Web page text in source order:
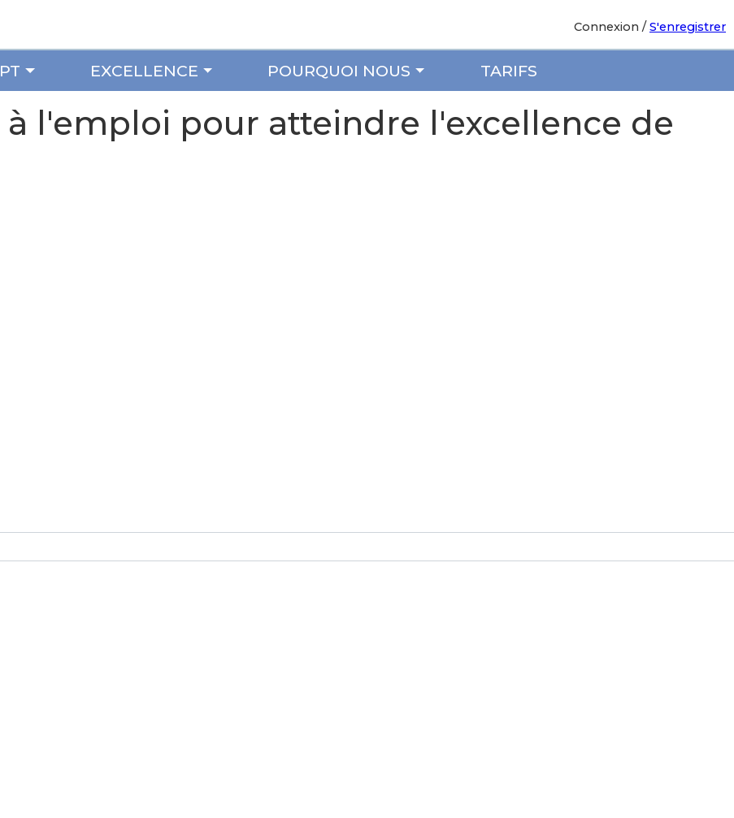
Connexion / S'enregistrer
EXCELLENCE POURQUOI NOUS TARIFS
l'emploi pour atteindre l'excellence de